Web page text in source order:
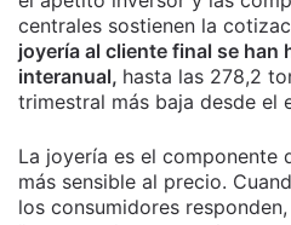
centrales sostienen la
joyería al cliente final se han
interanual, hasta las 278,2
trimestral más baja desde el
La joyería es el componente
más sensible al precio.
los consumidores